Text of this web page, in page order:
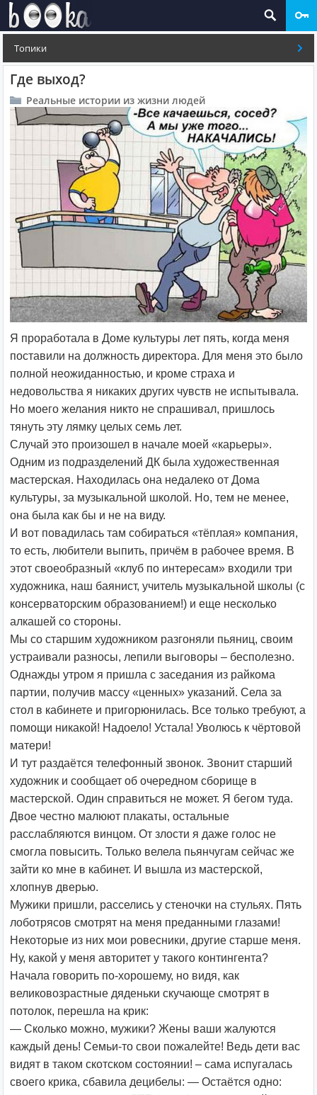
Топики
Где выход?
Реальные истории из жизни людей
Я проработала в Доме культуры лет пять, когда меня
поставили на должность директора. Для меня это было
полной неожиданностью, и кроме страха и
недовольства я никаких других чувств не испытывала.
Но моего желания никто не спрашивал, пришлось
тянуть эту лямку целых семь лет.
Случай это произошел в начале моей «карьеры».
Одним из подразделений ДК была художественная
мастерская. Находилась она недалеко от Дома
культуры, за музыкальной школой. Но, тем не менее,
она была как бы и не на виду.
И вот повадилась там собираться «тёплая» компания,
то есть, любители выпить, причём в рабочее время. В
этот своеобразный «клуб по интересам» входили три
художника, наш баянист, учитель музыкальной школы (с
консерваторским образованием!) и еще несколько
алкашей со стороны.
Мы со старшим художником разгоняли пьяниц, своим
устраивали разносы, лепили выговоры – бесполезно.
Однажды утром я пришла с заседания из райкома
партии, получив массу «ценных» указаний. Села за
стол в кабинете и пригорюнилась. Все только требуют, а
помощи никакой! Надоело! Устала! Уволюсь к чёртовой
матери!
И тут раздаётся телефонный звонок. Звонит старший
художник и сообщает об очередном сборище в
мастерской. Один справиться не может. Я бегом туда.
Двое честно малюют плакаты, остальные
расслабляются винцом. От злости я даже голос не
смогла повысить. Только велела пьянчугам сейчас же
зайти ко мне в кабинет. И вышла из мастерской,
хлопнув дверью.
Мужики пришли, расселись у стеночки на стульях. Пять
лоботрясов смотрят на меня преданными глазами!
Некоторые из них мои ровесники, другие старше меня.
Ну, какой у меня авторитет у такого контингента?
Начала говорить по-хорошему, но видя, как
великовозрастные дяденьки скучающе смотрят в
потолок, перешла на крик:
— Сколько можно, мужики? Жены ваши жалуются
каждый день! Семьи-то свои пожалейте! Ведь дети вас
видят в таком скотском состоянии! – сама испугалась
своего крика, сбавила децибелы: — Остаётся одно: